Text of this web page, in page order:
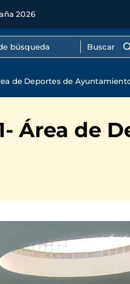
2026
completo
de Deportes de
Área de